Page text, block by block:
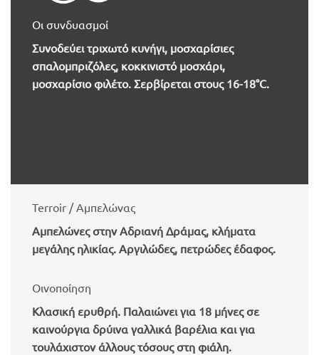
Οι συνδυασμοί
Συνοδεύει τριχωτό κυνήγι, μοσχαρίσιες
σπαλομπριζόλες, κοκκινιστό μοσχάρι,
μοσχαρίσιο φιλέτο. Σερβίρεται στους 16-18°C.
Terroir / Αμπελώνας
Αμπελώνες στην Αδριανή Δράμας, κλήματα
μεγάλης ηλικίας. Aργιλώδες, πετρώδες έδαφος.
Οινοποίηση
Κλασική ερυθρή. Παλαιώνει για 18 μήνες σε
καινούργια δρύινα γαλλικά βαρέλια και για
τουλάχιστον άλλους τόσους στη φιάλη.